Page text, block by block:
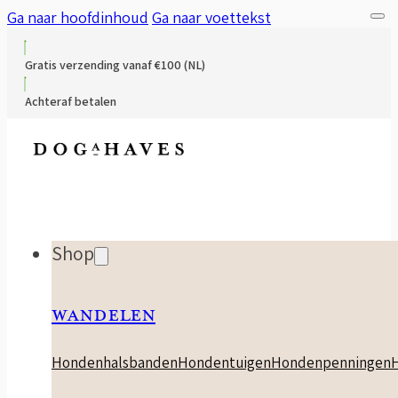
Ga naar hoofdinhoud Ga naar voettekst
Gratis verzending vanaf €100 (NL)
Achteraf betalen
Shop
WANDELEN
HondenhalsbandenHondentuigenHondenpenningen